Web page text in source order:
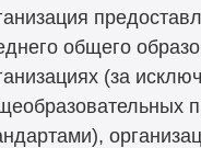
общего
(за